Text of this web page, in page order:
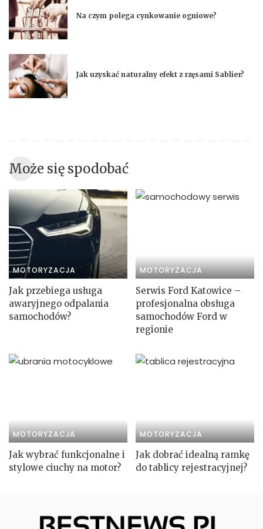
Na czym polega cynkowanie ogniowe?
Jak uzyskać naturalny efekt z rzęsami Sablier?
Może się spodobać
MOTORYZACJA
Jak przebiega usługa
awaryjnego odpalania
samochodów?
MOTORYZACJA
Serwis Ford Katowice –
profesjonalna obsługa
samochodów Ford w
regionie
MOTORYZACJA
Jak wybrać funkcjonalne i
stylowe ciuchy na motor?
MOTORYZACJA
Jak dobrać idealną ramkę
do tablicy rejestracyjnej?